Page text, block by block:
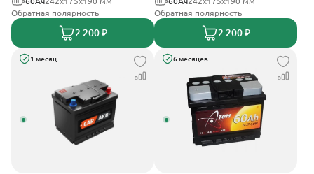
Обратная полярность
2 200 ₽
Обратная полярность
2 200 ₽
1 месяц 6 месяцев